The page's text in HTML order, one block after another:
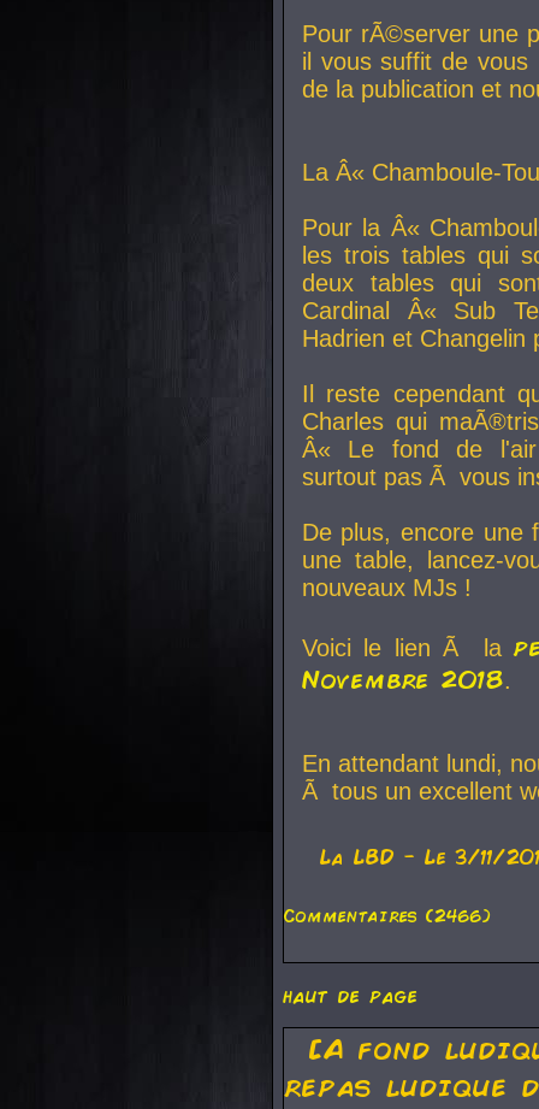
Pour rÃ©server une
il vous suffit de vous
de la publication et
La Â« Chamboule-
Pour la Â«
les trois tables qui
deux tables qui
Cardinal
Â« Sub
Hadrien et Changelin
Il reste cependant
Charles qui
Â« Le fond de
surtout pas Ã vous
De plus, encore une
une table, lancez-
nouveaux MJs !
Voici le lien Ã la
Novembre 2018.
En attendant lundi,
Ã tous un excellent
La LBD - Le 3/11/
Commentaires (2466)
haut de page
[A fond
repas ludique